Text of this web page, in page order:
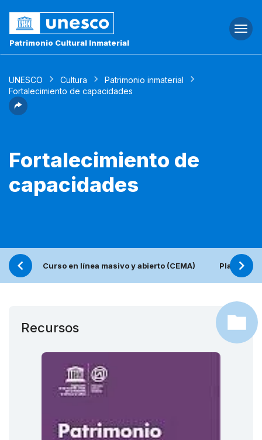
Patrimonio Cultural Inmaterial
UNESCO Cultura
Patrimonio inmaterial
Fortalecimiento de capacidades
Fortalecimiento de
capacidades
Curso en línea masivo y abierto (CEMA)
Recursos